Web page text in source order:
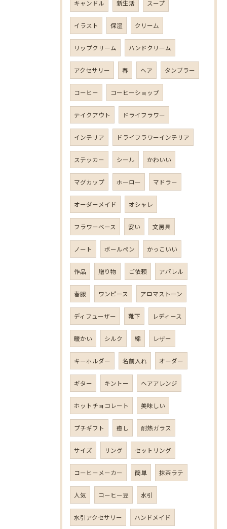
キャンドル 新生活 スープ
イラスト 保湿 クリーム
リップクリーム ハンドクリーム
アクセサリー 春 ヘア タンブラー
コーヒー コーヒーショップ
テイクアウト ドライフラワー
インテリア ドライフラワーインテリア
ステッカー シール かわいい
マグカップ ホーロー マドラー
オーダーメイド オシャレ
フラワーベース 安い 文房具
ノート ボールペン かっこいい
作品 贈り物 ご依頼 アパレル
春服 ワンピース アロマストーン
ディフューザー 靴下 レディース
暖かい シルク 綿 レザー
キーホルダー 名前入れ オーダー
ギター キントー ヘアアレンジ
ホットチョコレート 美味しい
プチギフト 癒し 耐熱ガラス
サイズ リング セットリング
コーヒーメーカー 簡単 抹茶ラテ
人気 コーヒー豆 水引
水引アクセサリー ハンドメイド